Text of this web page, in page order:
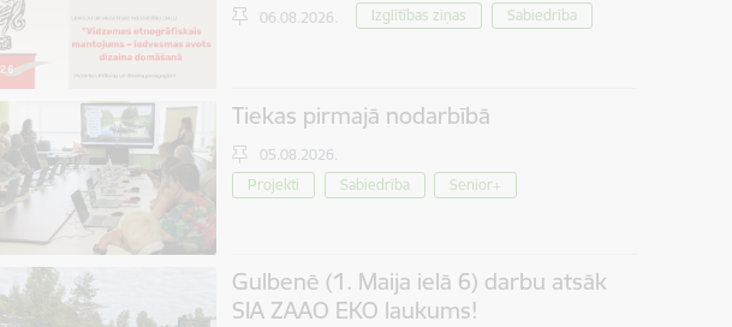
06.08.2026. Izglītības ziņas Sabiedrība
Tiekas pirmajā nodarbībā
05.08.2026.
Projekti
Sabiedrība Senior+
Gulbenē (1. Maija ielā 6) darbu atsāk
SIA ZAAO EKO laukums!